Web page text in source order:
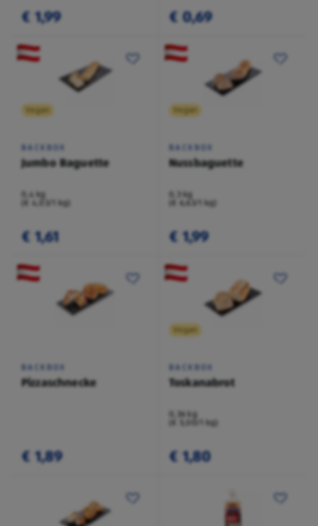
€ 1,99 € 0,69
Vegan
BACKBOX
Jumbo Baguette
0,4 kg
(€ 4,03/1 kg)
€ 1,61
Vegan
BACKBOX
Nussbaguette
0,3 kg
(€ 6,63/1 kg)
€ 1,99
BACKBOX
Pizzaschnecke
€ 1,89
Vegan
BACKBOX
Toskanabrot
0,36 kg
(€ 5,00/1 kg)
€ 1,80